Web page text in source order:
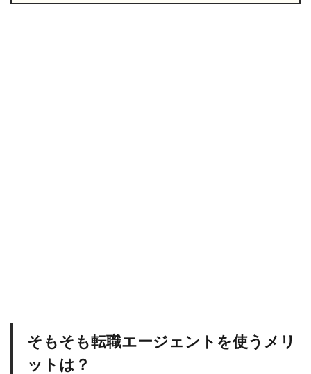
差
が
一
そもそも転職エージェントを使うメリ
ットは？